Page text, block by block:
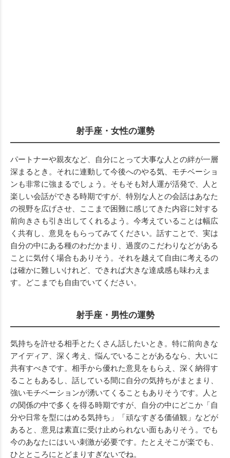
射手座・女性の運勢
パートナーや親友など、自分にとって大事な人との絆が一層
深まるとき。それに連動して今後へのやる気、モチベーショ
ンも非常に強まるでしょう。そもそも対人運が活発で、人と
楽しい会話ができる時期ですが、特別な人との会話はあなた
の視野を広げさせ、ここまで困難に感じてきた内容に対する
前向きさも引き出してくれるよう。今考えていることは幅広
く共有し、意見をもらってみてください。話すことで、実は
自分の中にある種のわだかまり、過度のこだわりなどがある
ことに気付く場合もありそう。それを越えて自由に考えるの
は確かに難しいけれど、できれば大きな達成感も味わえま
す。どこまでも自由でいてください。
射手座・男性の運勢
気持ちを許せる相手とたくさん話したいとき。特に前向きな
アイディア、深く考え、悩んでいることがあるなら、大いに
共有すべきです。相手から優れた意見をもらえ、深く納得す
ることもあるし、話している間に自分の気持ちがまとまり、
強いモチベーションが湧いてくることもありそうです。人と
の関係の中で多くを得る時期ですが、自分の中にどこか「自
分や日常を型にはめる気持ち」「頑なすぎる価値観」などが
あると、意見は素直に受け止められない面もありそう。でも
今のあなたにはいい刺激が必要です。たとえそこが楽でも、
ひとところにとどまりすぎないでね。